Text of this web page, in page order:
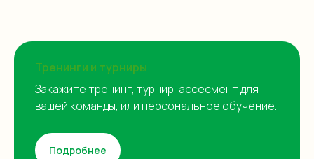
Тренинги и турниры
Закажите тренинг, турнир, ассесмент для
вашей команды, или персональное обучение.
Подробнее